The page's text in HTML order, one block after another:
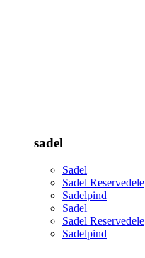
sadel
Sadel
Sadel Reservedele
Sadelpind
Sadel
Sadel Reservedele
Sadelpind